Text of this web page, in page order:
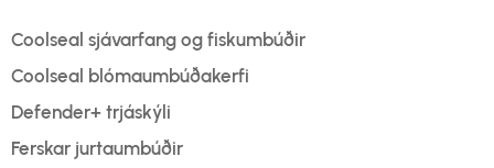
Coolseal sjávarfang og fiskumbúðir
Coolseal blómaumbúðakerfi
Defender+ trjáskýli
Ferskar jurtaumbúðir